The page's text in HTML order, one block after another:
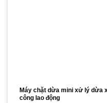
Máy chặt dừa mini xử lý dừa
công lao động